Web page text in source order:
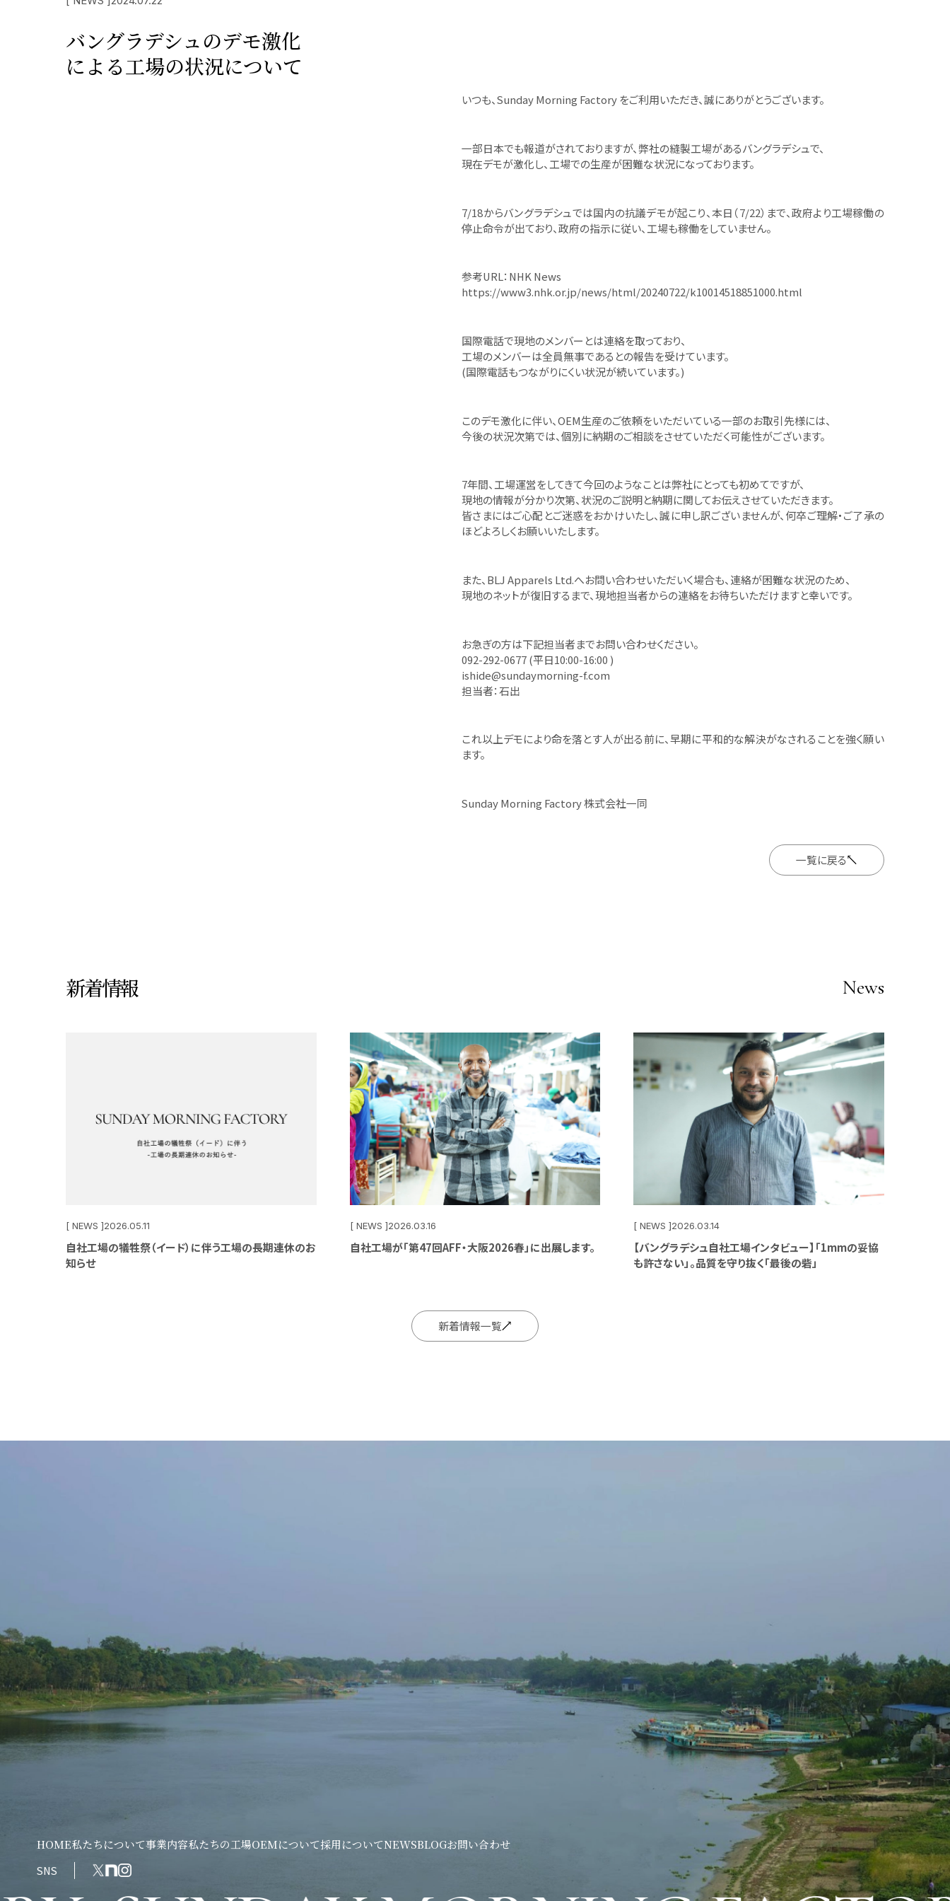
バングラデシュのデモ激化
による工場の状況について
いつも、Sunday Morning Factory をご利用いただき、誠にありがとうございます。
一部日本でも報道がされておりますが、弊社の縫製工場があるバングラデシュで、
現在デモが激化し、工場での生産が困難な状況になっております。
7/18からバングラデシュでは国内の抗議デモが起こり、本日（7/22）まで、政府より工場稼働の
停止命令が出ており、政府の指示に従い、工場も稼働をしていません。
参考URL：NHK News
https://www3.nhk.or.jp/news/html/20240722/k10014518851000.html
国際電話で現地のメンバーとは連絡を取っており、
工場のメンバーは全員無事であるとの報告を受けています。
(国際電話もつながりにくい状況が続いています。)
このデモ激化に伴い、OEM生産のご依頼をいただいている一部のお取引先様には、
今後の状況次第では、個別に納期のご相談をさせていただく可能性がございます。
7年間、工場運営をしてきて今回のようなことは弊社にとっても初めてですが、
現地の情報が分かり次第、状況のご説明と納期に関してお伝えさせていただきます。
皆さまにはご心配とご迷惑をおかけいたし、誠に申し訳ございませんが、何卒ご理解・ご了承の
ほどよろしくお願いいたします。
また、BLJ Apparels Ltd.へお問い合わせいただいく場合も、連絡が困難な状況のため、
現地のネットが復旧するまで、現地担当者からの連絡をお待ちいただけますと幸いです。
お急ぎの方は下記担当者までお問い合わせください。
092-292-0677 (平日10:00-16:00 )
ishide@sundaymorning-f.com
担当者：石出
これ以上デモにより命を落とす人が出る前に、早期に平和的な解決がなされることを強く願い
ます。
Sunday Morning Factory 株式会社一同
一覧に戻る
新着情報 News
[ NEWS ]2026.05.11
自社工場の犠牲祭（イード）に伴う工場の長期連休のお
知らせ
[ NEWS ]2026.03.16
自社工場が「第47回AFF・大阪2026春」に出展します。
[ NEWS ]2026.03.14
【バングラデシュ自社工場インタビュー】「1mmの妥協
も許さない」。品質を守り抜く「最後の砦」
新着情報一覧
HOME私たちについて事業内容私たちの工場OEMについて採用についてNEWSBLOGお問い合わせ
SNS